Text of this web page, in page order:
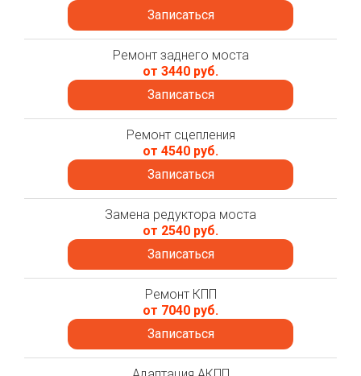
Записаться
Ремонт заднего моста
от 3440 руб.
Записаться
Ремонт сцепления
от 4540 руб.
Записаться
Замена редуктора моста
от 2540 руб.
Записаться
Ремонт КПП
от 7040 руб.
Записаться